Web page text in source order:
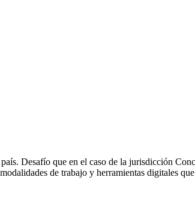
Desafío que en el caso de la jurisdicción
de trabajo y herramientas digitales